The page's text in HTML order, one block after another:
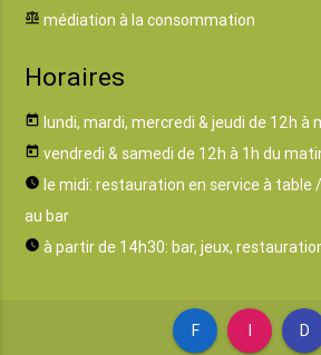
balance médiation à la consommation
Horaires
today lundi, mardi, mercredi & jeudi de 12h à
today vendredi & samedi de 12h à 1h du
watch_later le midi: restauration en service à table
au bar
watch_later à partir de 14h30: bar, jeux,
F I D